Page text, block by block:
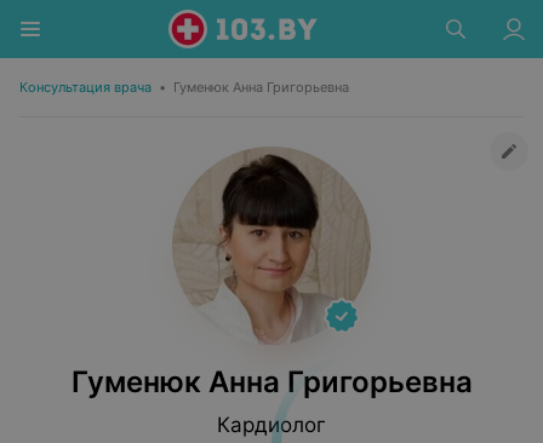
Консультация врача • Гуменюк Анна Григорьевна
Гуменюк Анна Григорьевна
Кардиолог